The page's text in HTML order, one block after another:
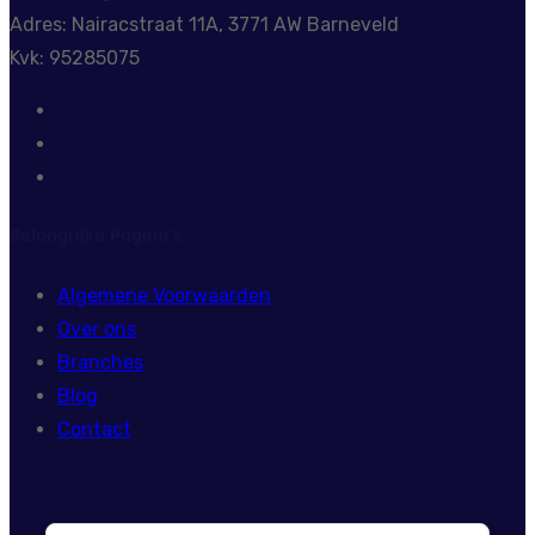
Adres: Nairacstraat 11A, 3771 AW Barneveld
Kvk: 95285075
Algemene Voorwaarden
Over ons
Branches
Blog
Contact